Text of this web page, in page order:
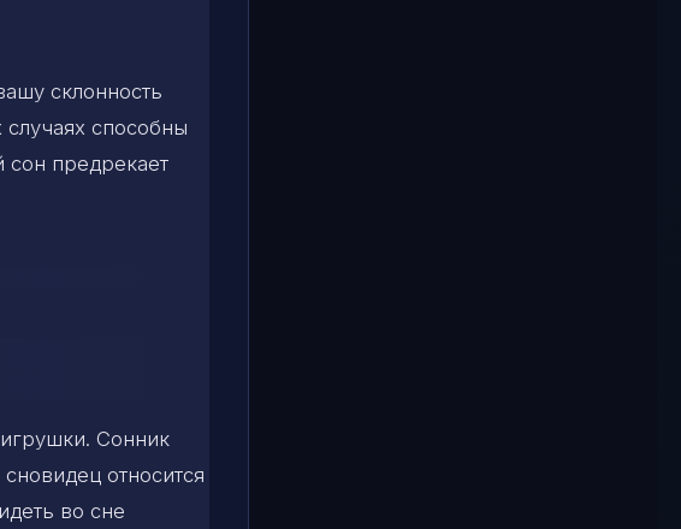
склонность
способны
сон предрекает
Сонник
относится
во сне